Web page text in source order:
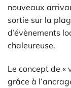
nouveaux
sortie sur la
d’évènements
chaleureuse.
Le concept de «
grâce à